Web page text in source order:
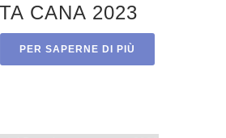
CANA 2023
PER SAPERNE DI PIÙ